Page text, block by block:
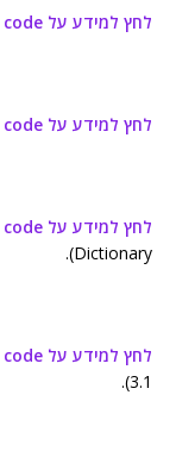
לחץ למידע על Postal code
לחץ למידע על Postal code
לחץ למידע על Postal code
Dictionary).
לחץ למידע על Postal code
3.1).